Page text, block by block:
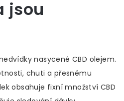
jsou
nasycené CBD olejem.
chuti a přesnému
obsahuje fixní množství CBD